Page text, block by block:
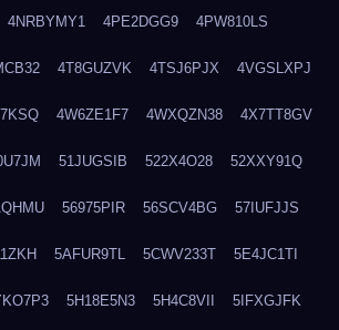
4NRBYMY1 4PE2DGG9 4PW810LS
4T8GUZVK 4TSJ6PJX 4VGSLXPJ
4W6ZE1F7 4WXQZN38 4X7TT8GV
51JUGSIB 522X4O28 52XXY91Q
56975PIR 56SCV4BG 57IUFJJS
5AFUR9TL 5CWV233T 5E4JC1TI
5H18E5N3 5H4C8VII 5IFXGJFK